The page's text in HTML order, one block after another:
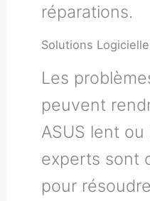
réparations.
Solutions
Les
peuvent
ASUS lent
experts sont
pour